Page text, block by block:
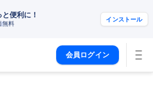
便利に！
無料
インストール
会員ログイン